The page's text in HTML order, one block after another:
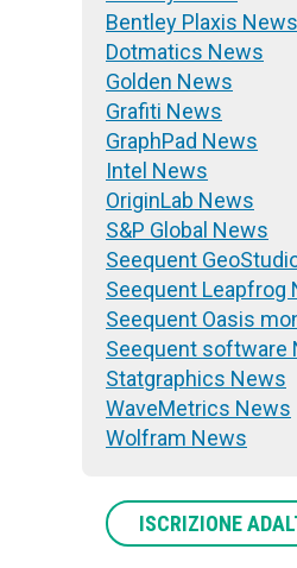
Bentley Plaxis News
Dotmatics News
Golden News
Grafiti News
GraphPad News
Intel News
OriginLab News
S&P Global News
Seequent
Seequent Leapfrog
Seequent Oasis
Seequent software
Statgraphics News
WaveMetrics News
Wolfram News
ISCRIZIONE